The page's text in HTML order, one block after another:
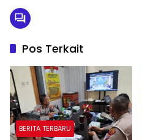
Pos Terkait
BERITA TERBARU